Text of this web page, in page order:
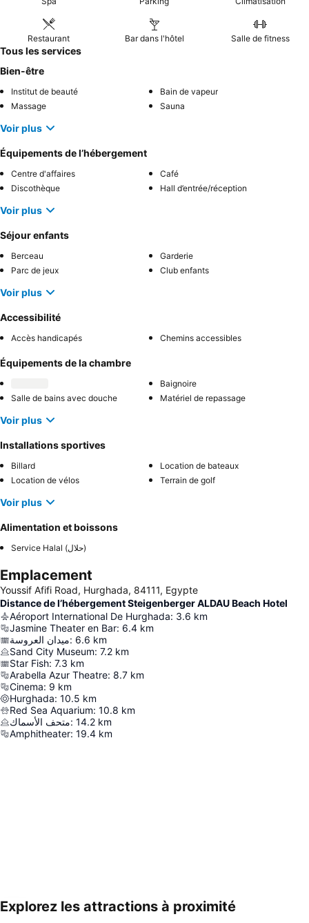
Restaurant Bar dans l'hôtel Salle de fitness
Tous les services
Bien-être
Institut de beauté
Bain de vapeur
Massage
Sauna
Voir plus
Équipements de l’hébergement
Centre d'affaires
Café
Discothèque
Hall d’entrée/réception
Voir plus
Séjour enfants
Berceau
Garderie
Parc de jeux
Club enfants
Voir plus
Accessibilité
Accès handicapés Chemins accessibles
Équipements de la chambre
Baignoire
Salle de bains avec douche
Matériel de repassage
Voir plus
Installations sportives
Billard
Location de bateaux
Location de vélos
Terrain de golf
Voir plus
Alimentation et boissons
Service Halal (حلال)
Emplacement
Youssif Afifi Road, Hurghada, 84111, Egypte
Distance de l’hébergement Steigenberger ALDAU Beach Hotel
Aéroport International De Hurghada: 3.6 km
Jasmine Theater en Bar: 6.4 km
ميدان العروسة: 6.6 km
Sand City Museum: 7.2 km
Star Fish: 7.3 km
Arabella Azur Theatre: 8.7 km
Cinema: 9 km
Hurghada: 10.5 km
Red Sea Aquarium: 10.8 km
متحف الأسماك: 14.2 km
Amphitheater: 19.4 km
Explorez les attractions à proximité